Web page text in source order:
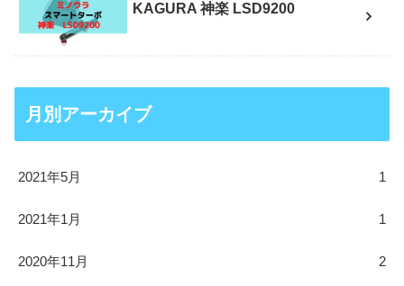
KAGURA 神楽 LSD9200
月別アーカイブ
2021年5月 1
2021年1月 1
2020年11月 2